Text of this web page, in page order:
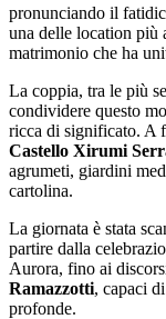
pronunciando il
una delle location più
matrimonio che ha
La coppia, tra le più
condividere questo
ricca di significato. A
Castello Xirumi
agrumeti, giardini
cartolina.
La giornata è stata
partire dalla
Aurora, fino ai
Ramazzotti, capaci
profonde.